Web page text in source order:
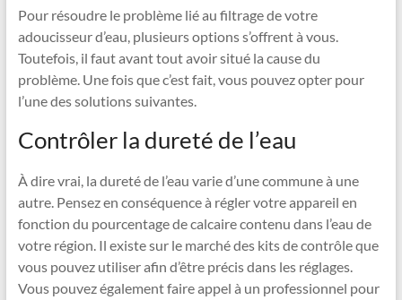
Pour résoudre le problème lié au filtrage de votre
adoucisseur d’eau, plusieurs options s’offrent à vous.
Toutefois, il faut avant tout avoir situé la cause du
problème. Une fois que c’est fait, vous pouvez opter pour
l’une des solutions suivantes.
Contrôler la dureté de l’eau
À dire vrai, la dureté de l’eau varie d’une commune à une
autre. Pensez en conséquence à régler votre appareil en
fonction du pourcentage de calcaire contenu dans l’eau de
votre région. Il existe sur le marché des kits de contrôle que
vous pouvez utiliser afin d’être précis dans les réglages.
Vous pouvez également faire appel à un professionnel pour